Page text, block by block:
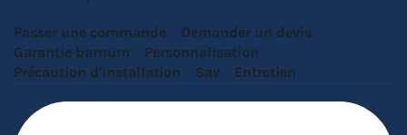
Passer une commande
Demander un devis
Garantie barnum
Personnalisation
Précaution d'installation
Sav Entretien